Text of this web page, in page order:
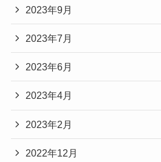
2023年9月
2023年7月
2023年6月
2023年4月
2023年2月
2022年12月